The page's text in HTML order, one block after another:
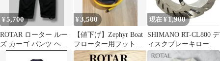
¥5,700
ROTAR ローター ルー
ズ カーゴ パンツ ヘリ
ンボーン L ブラック
¥3,500
【値下げ】Zephyr Boat
フローター用フットポ
ンプ
現在 ¥ 1,900
SHIMANO RT-CL800 デ
ィスクブレーキロータ
ー 160mm